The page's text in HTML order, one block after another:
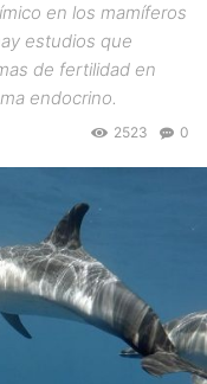
en los mamíferos
estudios que
de fertilidad en
endocrino.
0
2523